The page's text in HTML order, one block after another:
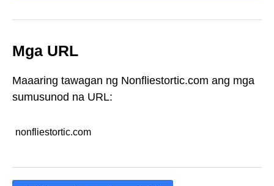
Mga URL
Maaaring tawagan ng Nonfliestortic.com ang mga
sumusunod na URL:
nonfliestortic.com